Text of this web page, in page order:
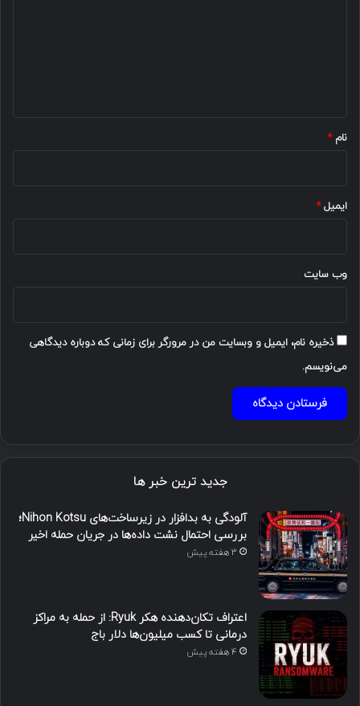
نام*
ایمیل*
وب‌ سایت
ذخیره نام، ایمیل و وبسایت من در مرورگر برای زمانی که دوباره دیدگاهی
می‌نویسم.
جدید ترین خبر ها
آلودگی به بدافزار در زیرساخت‌های Nihon Kotsu؛
بررسی احتمال نشت داده‌ها در جریان حمله اخیر
3 هفته پیش
اعتراف تکان‌دهنده هکر Ryuk: از حمله به مراکز
درمانی تا کسب میلیون‌ها دلار باج
4 هفته پیش